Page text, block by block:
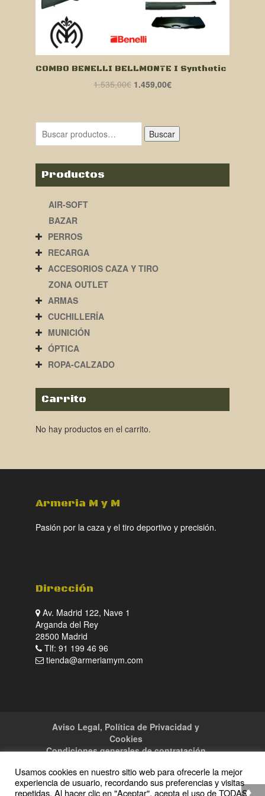
COMBO BENELLI BELLMONTE I Synthetic
1.535,00€ El
era:
1.535,00€.
1.459,00€El
es:
1.459,00€.
Buscar
Productos
AIR-SOFT
BAZAR
PERROS
RECARGA
ACCESORIOS CAZA Y TIRO
ZONA OUTLET
ARMAS
CUCHILLERÍA
MUNICIÓN
ÓPTICA
ROPA-CALZADO
Carrito
No hay productos en el carrito.
Armeria M y M
Pasión por la caza y el tiro deportivo y precisión.
Dirección
Av. Madrid 122, Nave 1
Arganda del Rey
28500 Madrid
Tlf: 91 199 46 96
tienda@armeriamym.com
Aviso Legal, Política de Privacidad y
Cookies
Condiciones generales de contratación
Usamos cookies en nuestro sitio web para ofrecerle la mejor
experiencia de usuario, recordando sus preferencias y visitas
repetidas. Al hacer clic en "Aceptar", acepta el uso de TODAS